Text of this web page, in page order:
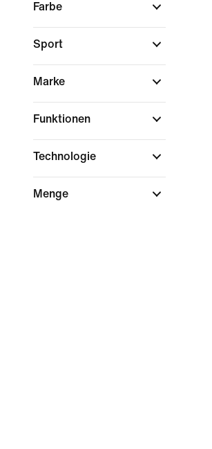
Farbe
Sport
Marke
Funktionen
Technologie
Menge